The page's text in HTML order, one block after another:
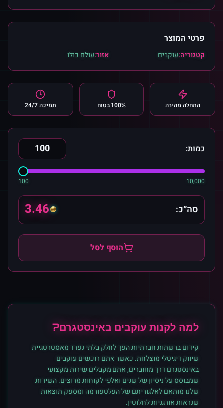
פרטי המוצר
קטגוריה:עוקבים אזור:עולם כולו
התחלה מהירה 100% בטוח תמיכה 24/7
כמות:
100 10,000
סה״כ: 3.46
הוסף לסל
למה לקנות עוקבים באינסטגרם?
קידום ברשתות חברתיות הפך לחלק בלתי נפרד מאסטרטגיית
שיווק דיגיטלי מוצלחת. כאשר אתם רוכשים עוקבים
באינסטגרםדרך מחוברים, אתם מקבלים שירות מקצועי
שמבוסס על ניסיון של שנים ואלפי לקוחות מרוצים. השירות
שלנו מותאם לאלגוריתם של הפלטפורמה ומספק תוצאות
שנראות אורגניות לחלוטין.